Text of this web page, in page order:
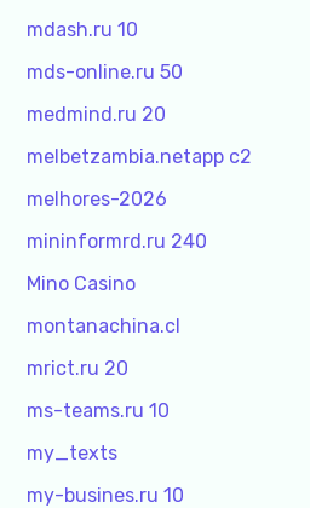
mdash.ru 10
mds-online.ru 50
medmind.ru 20
melbetzambia.netapp c2
melhores-2026
mininformrd.ru 240
Mino Casino
montanachina.cl
mrict.ru 20
ms-teams.ru 10
my_texts
my-busines.ru 10